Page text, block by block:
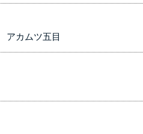
カムツ五目